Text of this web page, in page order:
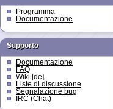
Programma
Documentazione
Supporto
Documentazione
FAQ
Wiki [de]
Liste di discussione
Segnalazione bug
IRC (Chat)